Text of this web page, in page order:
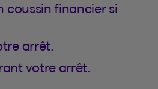
coussin financier si
arrêt.
votre arrêt.